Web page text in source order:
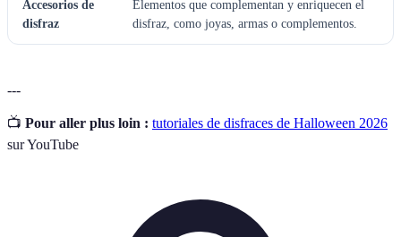
Accesorios de
disfraz
Elementos que complementan y enriquecen el
disfraz, como joyas, armas o complementos.
---
📺 Pour aller plus loin : tutoriales de disfraces de Halloween 2026
sur YouTube